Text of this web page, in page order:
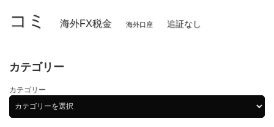
コミ
海外FX税金 海外口座 追証なし
カテゴリー
カテゴリー